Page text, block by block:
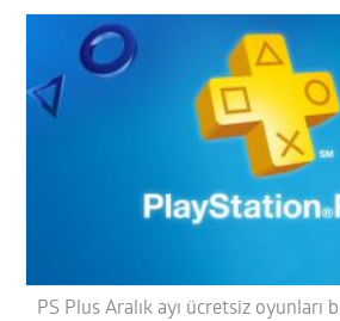
PS Plus Aralık ayı ücretsiz oyunları